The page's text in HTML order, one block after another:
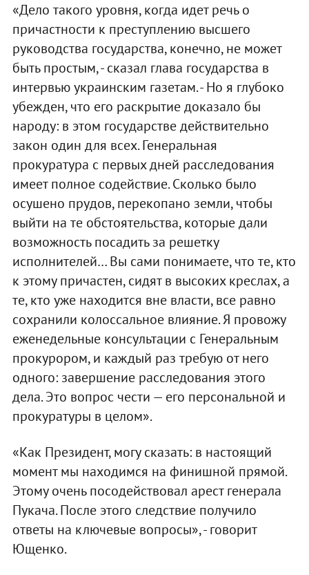
«Дело такого уровня, когда идет речь о
причастности к преступлению высшего
руководства государства, конечно, не может
быть простым, - сказал глава государства в
интервью украинским газетам. - Но я глубоко
убежден, что его раскрытие доказало бы
народу: в этом государстве действительно
закон один для всех. Генеральная
прокуратура с первых дней расследования
имеет полное содействие. Сколько было
осушено прудов, перекопано земли, чтобы
выйти на те обстоятельства, которые дали
возможность посадить за решетку
исполнителей… Вы сами понимаете, что те, кто
к этому причастен, сидят в высоких креслах, а
те, кто уже находится вне власти, все равно
сохранили колоссальное влияние. Я провожу
еженедельные консультации с Генеральным
прокурором, и каждый раз требую от него
одного: завершение расследования этого
дела. Это вопрос чести — его персональной и
прокуратуры в целом».
«Как Президент, могу сказать: в настоящий
момент мы находимся на финишной прямой.
Этому очень посодействовал арест генерала
Пукача. После этого следствие получило
ответы на ключевые вопросы», - говорит
Ющенко.